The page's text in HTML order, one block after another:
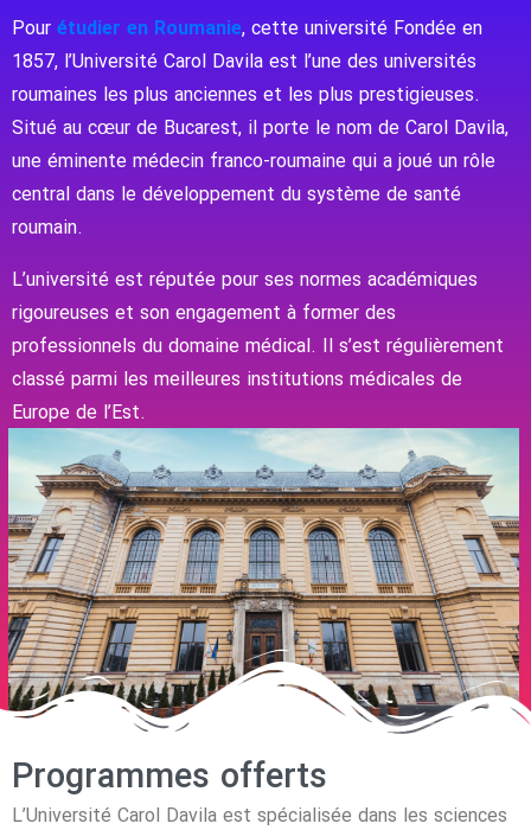
Pour étudier en Roumanie, cette université Fondée en
1857, l’Université Carol Davila est l’une des universités
roumaines les plus anciennes et les plus prestigieuses.
Situé au cœur de Bucarest, il porte le nom de Carol Davila,
une éminente médecin franco-roumaine qui a joué un rôle
central dans le développement du système de santé
roumain.
L’université est réputée pour ses normes académiques
rigoureuses et son engagement à former des
professionnels du domaine médical. Il s’est régulièrement
classé parmi les meilleures institutions médicales de
Europe de l’Est.
Programmes offerts
L’Université Carol Davila est spécialisée dans les sciences